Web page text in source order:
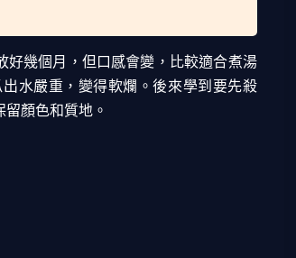
幾個月，但口感會變，比較適合煮湯
水嚴重，變得軟爛。後來學到要先殺
顏色和質地。